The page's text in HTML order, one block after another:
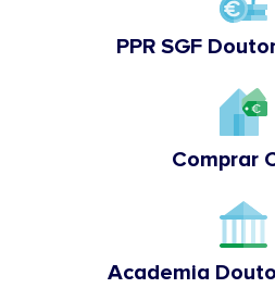
PPR SGF
Comprar
Academia